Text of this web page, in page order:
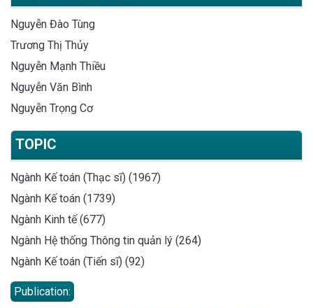
Nguyễn Đào Tùng
Trương Thị Thủy
Nguyễn Mạnh Thiều
Nguyễn Văn Bình
Nguyễn Trọng Cơ
TOPIC
Ngành Kế toán (Thạc sĩ) (1967)
Ngành Kế toán (1739)
Ngành Kinh tế (677)
Ngành Hệ thống Thông tin quản lý (264)
Ngành Kế toán (Tiến sĩ) (92)
Publication: